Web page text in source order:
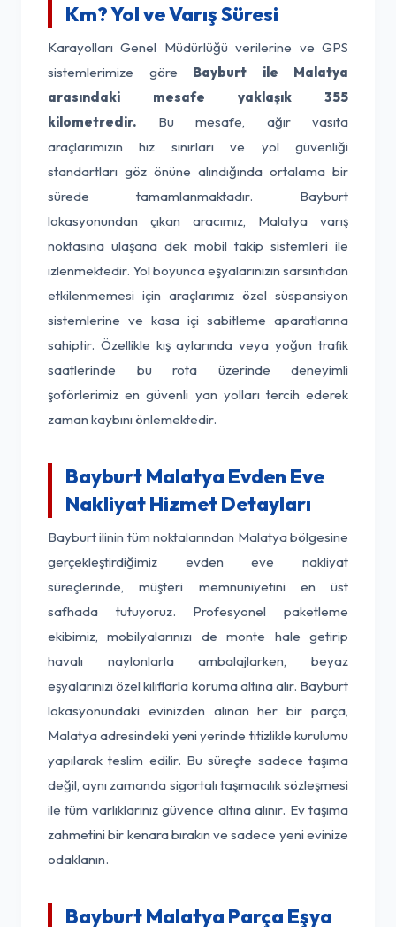
Km? Yol ve Varış Süresi
Karayolları Genel Müdürlüğü verilerine ve GPS
sistemlerimize göre Bayburt ile Malatya
arasındaki mesafe yaklaşık 355
kilometredir. Bu mesafe, ağır vasıta
araçlarımızın hız sınırları ve yol güvenliği
standartları göz önüne alındığında ortalama bir
sürede tamamlanmaktadır. Bayburt
lokasyonundan çıkan aracımız, Malatya varış
noktasına ulaşana dek mobil takip sistemleri ile
izlenmektedir. Yol boyunca eşyalarınızın sarsıntıdan
etkilenmemesi için araçlarımız özel süspansiyon
sistemlerine ve kasa içi sabitleme aparatlarına
sahiptir. Özellikle kış aylarında veya yoğun trafik
saatlerinde bu rota üzerinde deneyimli
şoförlerimiz en güvenli yan yolları tercih ederek
zaman kaybını önlemektedir.
Bayburt Malatya Evden Eve
Nakliyat Hizmet Detayları
Bayburt ilinin tüm noktalarından Malatya bölgesine
gerçekleştirdiğimiz evden eve nakliyat
süreçlerinde, müşteri memnuniyetini en üst
safhada tutuyoruz. Profesyonel paketleme
ekibimiz, mobilyalarınızı de monte hale getirip
havalı naylonlarla ambalajlarken, beyaz
eşyalarınızı özel kılıflarla koruma altına alır. Bayburt
lokasyonundaki evinizden alınan her bir parça,
Malatya adresindeki yeni yerinde titizlikle kurulumu
yapılarak teslim edilir. Bu süreçte sadece taşıma
değil, aynı zamanda sigortalı taşımacılık sözleşmesi
ile tüm varlıklarınız güvence altına alınır. Ev taşıma
zahmetini bir kenara bırakın ve sadece yeni evinize
odaklanın.
Bayburt Malatya Parça Eşya